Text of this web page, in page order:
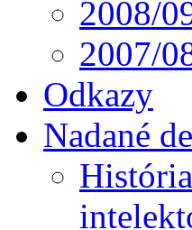
2008/
2007/
Odkazy
Nadané